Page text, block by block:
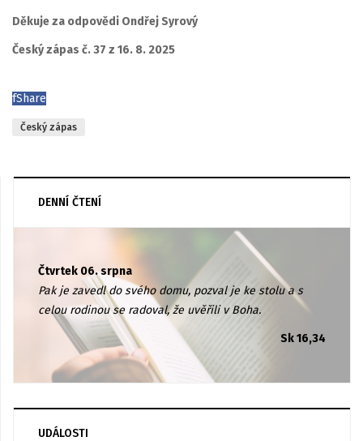
Děkuje za odpovědi Ondřej Syrový
Český zápas č. 37 z 16. 8. 2025
fShare
Český zápas
DENNÍ ČTENÍ
Čtvrtek 06. srpna
Pak je zavedl do svého domu, pozval je ke stolu a s
celou rodinou se radoval, že uvěřili v Boha.
Sk 16,34
UDÁLOSTI